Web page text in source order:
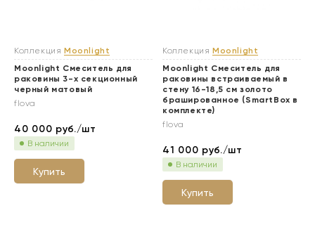
Коллекция Moonlight
Moonlight Смеситель для
раковины 3-х секционный
черный матовый
flova
40 000 руб./шт
В наличии
Купить
Коллекция Moonlight
Moonlight Смеситель для
раковины встраиваемый в
стену 16-18,5 см золото
брашированное (SmartBox в
комплекте)
flova
41 000 руб./шт
В наличии
Купить